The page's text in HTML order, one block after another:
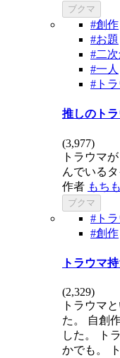
ブクマ
#創作
#お題
#二
#一人
#ト
推しのト
(3,977)
トラウマ
んでいる
作者 もち
ブクマ
#ト
#創作
トラウマ
(2,329)
トラウマ
た。 自創
した。 ト
かでも。